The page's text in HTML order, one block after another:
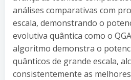
análises comparativas com
escala, demonstrando o
evolutiva quântica como o
algoritmo demonstra o
quânticos de grande escala,
consistentemente as